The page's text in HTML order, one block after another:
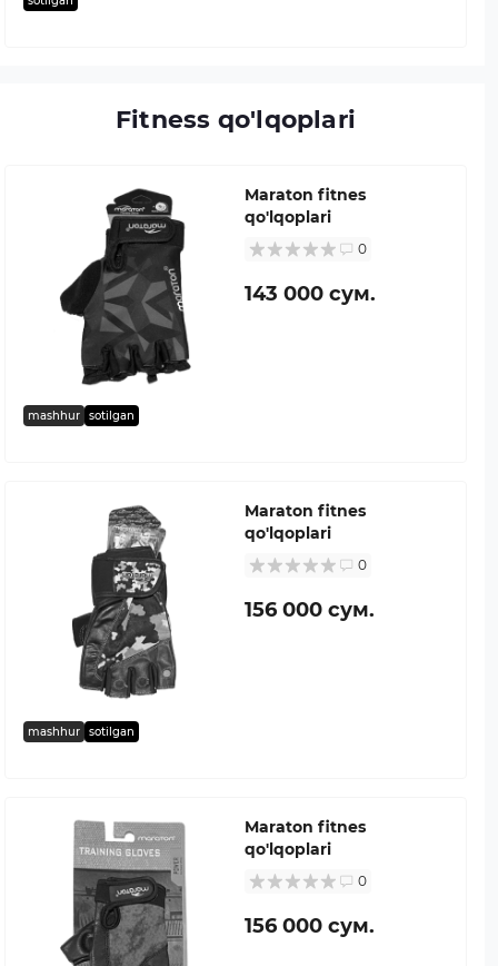
Fitness qo'lqoplari
mashhur sotilgan
Maraton fitnes
qo'lqoplari
0
143 000 сум.
mashhur sotilgan
Maraton fitnes
qo'lqoplari
0
156 000 сум.
Maraton fitnes
qo'lqoplari
0
156 000 сум.